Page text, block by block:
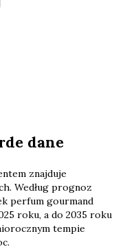
dane
znajduje
Według prognoz
perfum gourmand
roku, a do 2035 roku
tempie